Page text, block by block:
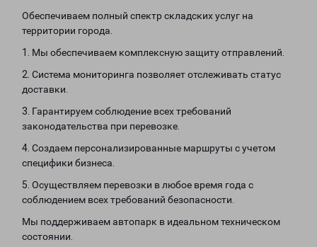
Обеспечиваем полный спектр складских услуг на
территории города.
1. Мы обеспечиваем комплексную защиту отправлений.
2. Система мониторинга позволяет отслеживать статус
доставки.
3. Гарантируем соблюдение всех требований
законодательства при перевозке.
4. Создаем персонализированные маршруты с учетом
специфики бизнеса.
5. Осуществляем перевозки в любое время года с
соблюдением всех требований безопасности.
Мы поддерживаем автопарк в идеальном техническом
состоянии.